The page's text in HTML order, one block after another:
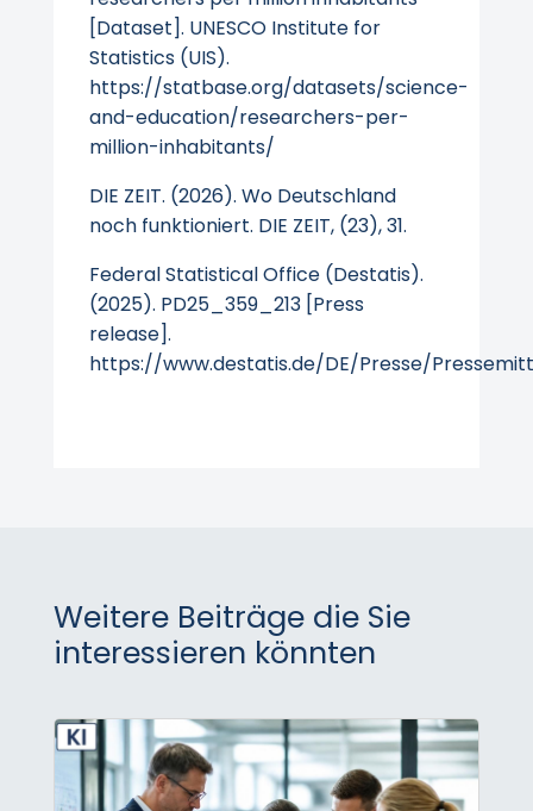
[Dataset]. UNESCO Institute for
Statistics (UIS).
https://statbase.org/datasets/science-
and-education/researchers-per-
million-inhabitants/
DIE ZEIT. (2026). Wo Deutschland
noch funktioniert. DIE ZEIT, (23), 31.
Federal Statistical Office (Destatis).
(2025). PD25_359_213 [Press
release].
https://www.destatis.de/DE/Presse/
Weitere Beiträge die Sie
interessieren könnten